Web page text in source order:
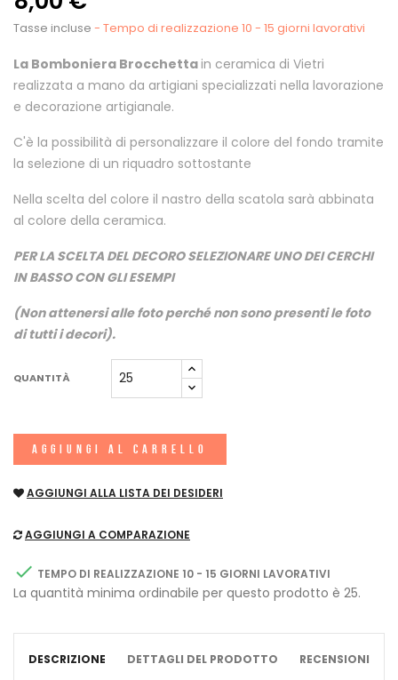
Tasse incluse - Tempo di realizzazione 10 - 15 giorni lavorativi
La Bomboniera Brocchettain ceramica di Vietri
realizzata a mano da artigiani specializzati nella lavorazione
e decorazione artigianale.
C'è la possibilità di personalizzare il colore del fondo tramite
la selezione di un riquadro sottostante
Nella scelta del colore il nastro della scatola sarà abbinata
al colore della ceramica.
PER LA SCELTA DEL DECORO SELEZIONARE UNO DEI CERCHI
IN BASSO CON GLI ESEMPI
(Non attenersi alle foto perché non sono presenti le foto
di tutti i decori).
QUANTITÀ
AGGIUNGI AL CARRELLO
AGGIUNGI ALLA LISTA DEI DESIDERI
AGGIUNGI A COMPARAZIONE
 TEMPO DI REALIZZAZIONE 10 - 15 GIORNI LAVORATIVI
La quantità minima ordinabile per questo prodotto è 25.
DESCRIZIONE DETTAGLI DEL PRODOTTO RECENSIONI